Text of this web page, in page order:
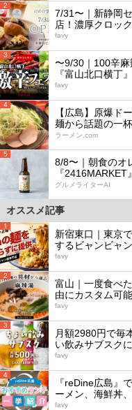
2
7/31〜｜新静岡
店！濃厚クロッ
favy
3
〜9/30｜100辛麻
『富山北口横丁
favy
4
【広島】原爆ド
麺から話題の一
ラーメン.com
5
8/8〜｜朝食のオ
『
グルメライターAI
オススメ記事
1
新宿東口｜東京
するビャンビャ
favy
2
富山｜一度食べ
由にカスタム可
favy
3
月額2980円で毎
い飲みサブスク
favy
4
『reDine広島』
ーメン、海鮮丼
favy